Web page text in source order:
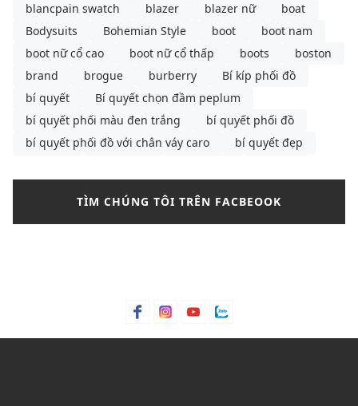
blancpain swatch
blazer blazer nữ
boat
Bodysuits
Bohemian Style boot
boot nam
boot nữ cổ cao
boot nữ cổ thấp boots
boston
brand
brogue burberry
Bí kíp phối đồ
bí quyết
Bí quyết chọn đầm peplum
bí quyết phối màu đen trắng
bí quyết phối đồ
bí quyết phối đồ với chân váy caro
bí quyết đẹp
bảng size quần tây nữ
Bột ngô Bột Talc
TÌM CHÚNG TÔI TRÊN FACBEOOK